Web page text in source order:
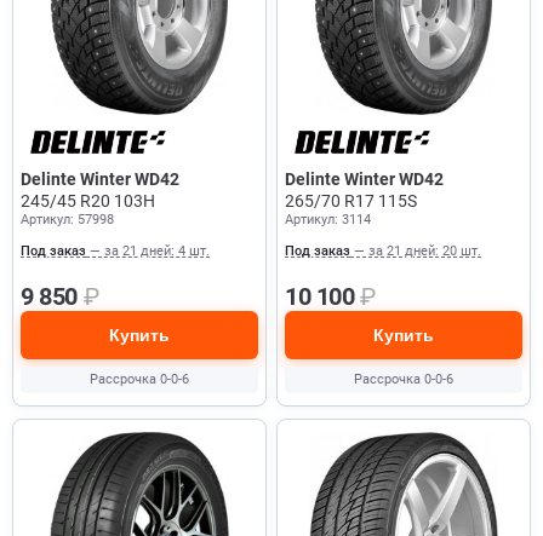
Delinte Winter WD42
245/45 R20 103H
Артикул: 57998
Под заказ — за 21 дней: 4 шт.
9 850 ₽
Купить
Рассрочка 0-0-6
Delinte Winter WD42
265/70 R17 115S
Артикул: 3114
Под заказ — за 21 дней: 20 шт.
10 100₽
Купить
Рассрочка 0-0-6